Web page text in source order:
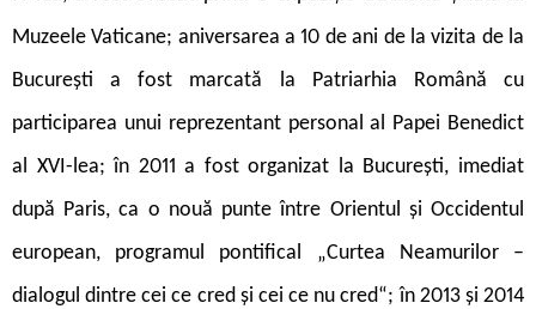
Muzeele Vaticane; aniversarea a 10 de ani de la vizita de la
București a fost marcată la Patriarhia Română cu
participarea unui reprezentant personal al Papei Benedict
al XVI-lea; în 2011 a fost organizat la București, imediat
după Paris, ca o nouă punte între Orientul și Occidentul
european, programul pontifical „Curtea Neamurilor –
dialogul dintre cei ce cred și cei ce nu cred“; în 2013 și 2014